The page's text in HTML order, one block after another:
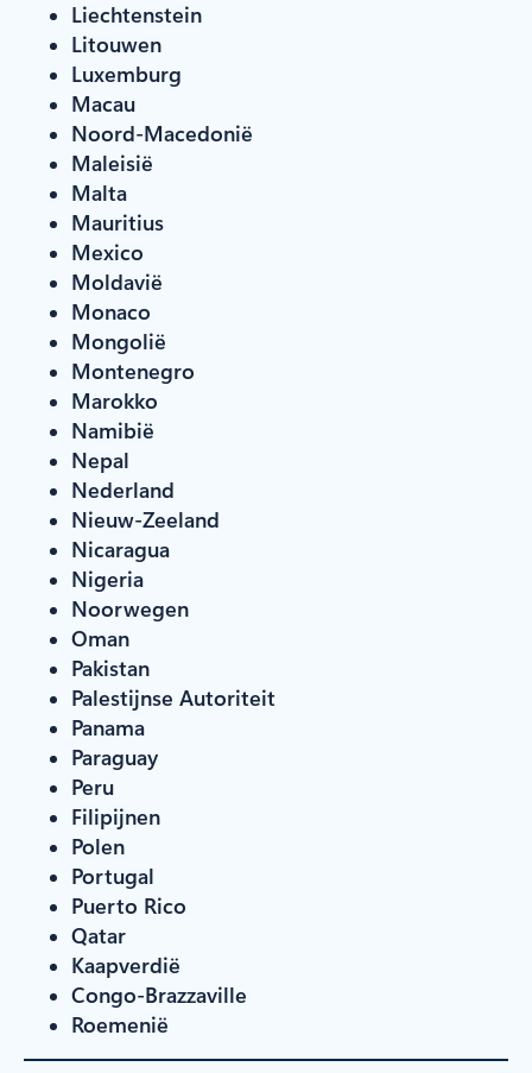
Liechtenstein
Litouwen
Luxemburg
Macau
Noord-Macedonië
Maleisië
Malta
Mauritius
Mexico
Moldavië
Monaco
Mongolië
Montenegro
Marokko
Namibië
Nepal
Nederland
Nieuw-Zeeland
Nicaragua
Nigeria
Noorwegen
Oman
Pakistan
Palestijnse Autoriteit
Panama
Paraguay
Peru
Filipijnen
Polen
Portugal
Puerto Rico
Qatar
Kaapverdië
Congo-Brazzaville
Roemenië